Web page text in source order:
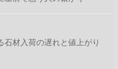
石材入荷の遅れと値上がり